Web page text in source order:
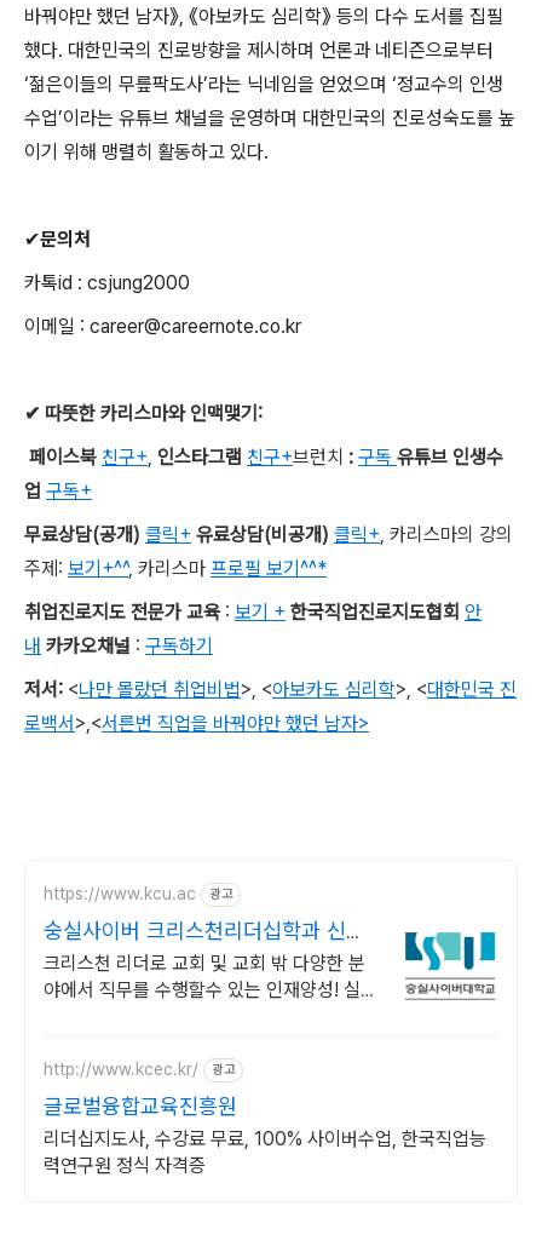
바꿔야만 했던 남자》 《아보카도 심리학》 등의 다수 도서를 집필
했다. 대한민국의 진로방향을 제시하며 언론과 네티즌으로부터
‘젊은이들의 무릎팍도사’라는 닉네임을 얻었으며 ‘정교수의 인생
수업’이라는 유튜브 채널을 운영하며 대한민국의 진로성숙도를 높
이기 위해 맹렬히 활동하고 있다.
✔문의처
카톡id : csjung2000
이메일 : career@careernote.co.kr
✔ 따뜻한 카리스마와 인맥맺기 :
페이스북 친구+ 인스타그램 친구+브런치 : 구독 유튜브 인생수
업 구독+
무료상담(공개) 클릭+ 유료상담(비공개) 클릭+ 카리스마의 강의
주제 : 보기+^^, 카리스마 프로필 보기^^*
취업진로지도 전문가 교육 : 보기 + 한국직업진로지도협회 안
내 카카오채널 : 구독하기
저서 : <나만 몰랐던 취업비법>, <아보카도 심리학>, <대한민국 진
로백서> <서른번 직업을 바꿔야만 했던 남자>
https://www.kcu.ac 광고
숭실사이버 크리스천리더십학과 신편
입생 모집 중!
크리스천 리더로 교회 및 교회 밖 다양한 분
야에서 직무를 수행할수 있는 인재양성! 실력
http://www.kcec.kr/ 광고
글로벌융합교육진흥원
리더십지도사, 수강료 무료, 100% 사이버수업, 한국직업능
력연구원 정식 자격증